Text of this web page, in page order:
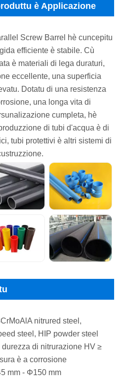
è Applicazione
Screw Barrel hè cuncepitu
efficiente è stabile. Cù
è materiali di lega duraturi,
eccellente, una superficia
Dotatu di una resistenza
una longa vita di
cumpleta, hè
di tubi d'acqua è di
tubi protettivi è altri sistemi di
nitrured steel,
steel, HIP powder steel
di nitrurazione HV ≥
è a corrosione
mm - Φ150 mm